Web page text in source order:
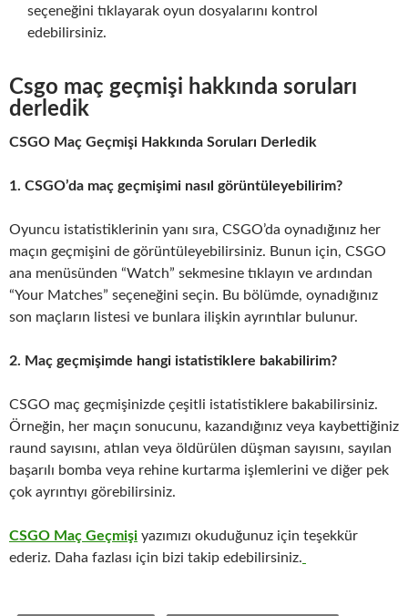
seçeneğini tıklayarak oyun dosyalarını kontrol
edebilirsiniz.
Csgo maç geçmişi hakkında soruları
derledik
CSGO Maç Geçmişi Hakkında Soruları Derledik
1. CSGO’da maç geçmişimi nasıl görüntüleyebilirim?
Oyuncu istatistiklerinin yanı sıra, CSGO’da oynadığınız her
maçın geçmişini de görüntüleyebilirsiniz. Bunun için, CSGO
ana menüsünden “Watch” sekmesine tıklayın ve ardından
“Your Matches” seçeneğini seçin. Bu bölümde, oynadığınız
son maçların listesi ve bunlara ilişkin ayrıntılar bulunur.
2. Maç geçmişimde hangi istatistiklere bakabilirim?
CSGO maç geçmişinizde çeşitli istatistiklere bakabilirsiniz.
Örneğin, her maçın sonucunu, kazandığınız veya kaybettiğiniz
raund sayısını, atılan veya öldürülen düşman sayısını, sayılan
başarılı bomba veya rehine kurtarma işlemlerini ve diğer pek
çok ayrıntıyı görebilirsiniz.
CSGO Maç Geçmişi yazımızı okuduğunuz için teşekkür
ederiz. Daha fazlası için bizi takip edebilirsiniz.